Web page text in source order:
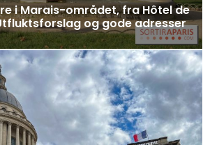
i Marais-området, fra Hôtel de
og gode adresser